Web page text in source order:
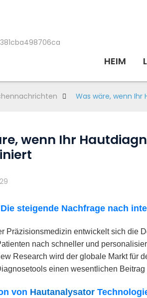
HEIM
Was wäre, wenn
wenn Ihr
steigende Nachfrage nach
Präzisionsmedizin entwickelt sich die
nach schneller und
Research wird der globale Markt für
einen wesentlichen
von Hautanalysator